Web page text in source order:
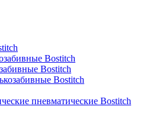
Bostitch
Bostitch
Bostitch
пневматические Bostitch